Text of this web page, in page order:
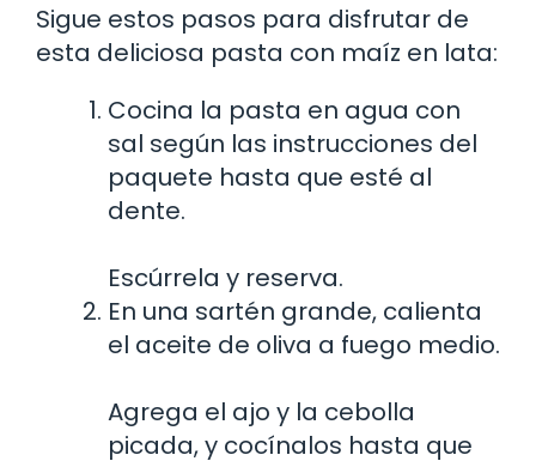
Sigue estos pasos para disfrutar de
esta deliciosa pasta con maíz en lata:
Cocina la pasta en agua con
sal según las instrucciones del
paquete hasta que esté al
dente.
Escúrrela y reserva.
En una sartén grande, calienta
el aceite de oliva a fuego medio.
Agrega el ajo y la cebolla
picada, y cocínalos hasta que